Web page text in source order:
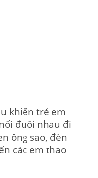
khiến trẻ em
đuôi nhau đi
ông sao, đèn
các em thao